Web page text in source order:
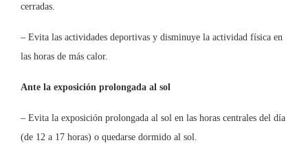
cerradas.
– Evita las actividades deportivas y disminuye la actividad física en
las horas de más calor.
Ante la exposición prolongada al sol
– Evita la exposición prolongada al sol en las horas centrales del día
(de 12 a 17 horas) o quedarse dormido al sol.